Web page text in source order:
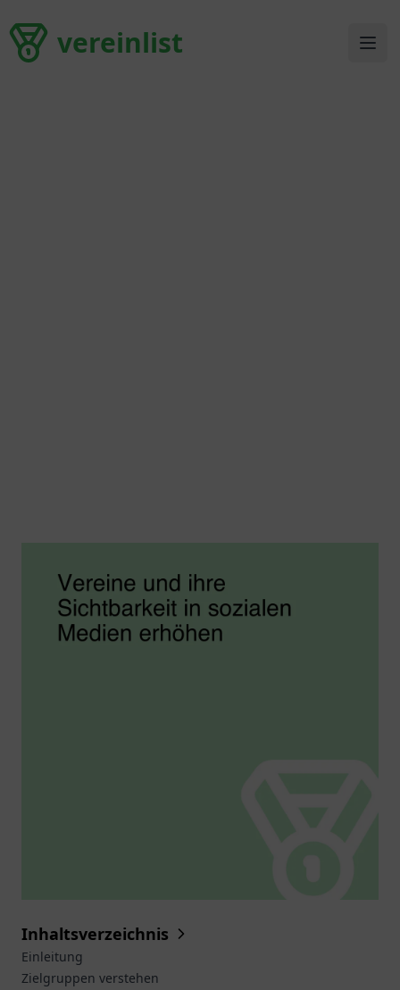
vereinlistvereinlist
Inhaltsverzeichnis
Einleitung
Zielgruppen verstehen